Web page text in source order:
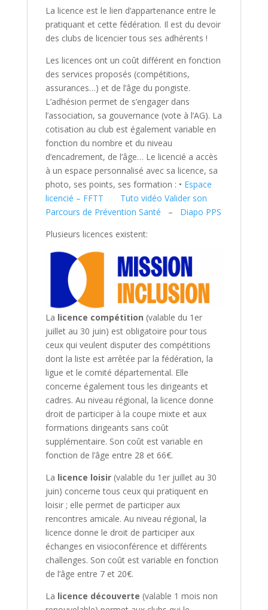
La licence est le lien d’appartenance entre le
pratiquant et cette fédération. Il est du devoir
des clubs de licencier tous ses adhérents !
Les licences ont un coût différent en fonction
des services proposés (compétitions,
assurances…) et de l’âge du pongiste.
L’adhésion permet de s’engager dans
l’association, sa gouvernance (vote à l’AG). La
cotisation au club est également variable en
fonction du nombre et du niveau
d’encadrement, de l’âge… Le licencié a accès
à un espace personnalisé avec sa licence, sa
photo, ses points, ses formation : • Espace
licencié – FFTT
Tuto vidéo Valider son
Parcours de Prévention Santé – Diapo PPS
Plusieurs licences existent:
La licence compétition (valable du 1er
juillet au 30 juin) est obligatoire pour tous
ceux qui veulent disputer des compétitions
dont la liste est arrêtée par la fédération, la
ligue et le comité départemental. Elle
concerne également tous les dirigeants et
cadres. Au niveau régional, la licence donne
droit de participer à la coupe mixte et aux
formations dirigeants sans coût
supplémentaire. Son coût est variable en
fonction de l’âge entre 28 et 66€.
La licence loisir(valable du 1er juillet au 30
juin) concerne tous ceux qui pratiquent en
loisir ; elle permet de participer aux
rencontres amicale. Au niveau régional, la
licence donne le droit de participer aux
échanges en visioconférence et différents
challenges. Son coût est variable en fonction
de l’âge entre 7 et 20€.
La licence découverte (valable 1 mois non